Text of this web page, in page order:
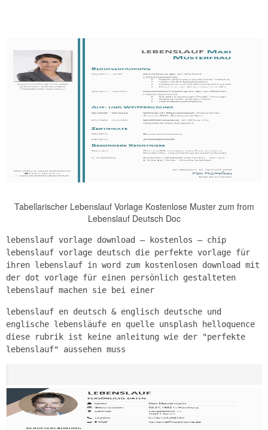
Tabellarischer Lebenslauf Vorlage Kostenlose Muster zum from
Lebenslauf Deutsch Doc
lebenslauf vorlage download – kostenlos – chip
lebenslauf vorlage deutsch die perfekte vorlage für
ihren lebenslauf in word zum kostenlosen download mit
der dot vorlage für einen persönlich gestalteten
lebenslauf machen sie bei einer
lebenslauf en deutsch & englisch deutsche und
englische lebensläufe en quelle unsplash helloquence
diese rubrik ist keine anleitung wie der "perfekte
lebenslauf" aussehen muss